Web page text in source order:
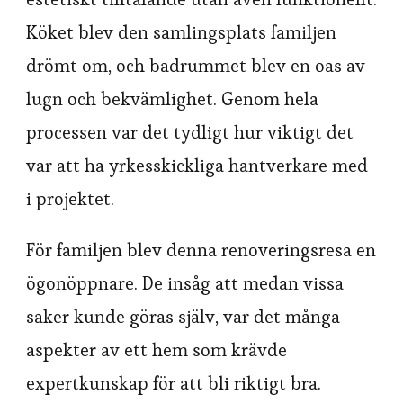
Köket blev den samlingsplats familjen
drömt om, och badrummet blev en oas av
lugn och bekvämlighet. Genom hela
processen var det tydligt hur viktigt det
var att ha yrkesskickliga hantverkare med
i projektet.
För familjen blev denna renoveringsresa en
ögonöppnare. De insåg att medan vissa
saker kunde göras själv, var det många
aspekter av ett hem som krävde
expertkunskap för att bli riktigt bra.